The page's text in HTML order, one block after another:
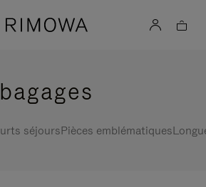
séjoursPièces emblématiques